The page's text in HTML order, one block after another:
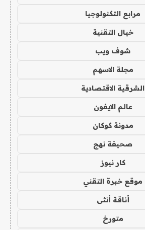
مرابع التكنولوجيا
خيال التقنية
شوف ويب
مجلة الاسهم
الشرقية الاقتصادية
عالم الايفون
مدونة كوكان
صحيفة نهج
كار نيوز
موقع خبرة التقني
أناقة أنثى
متورخ